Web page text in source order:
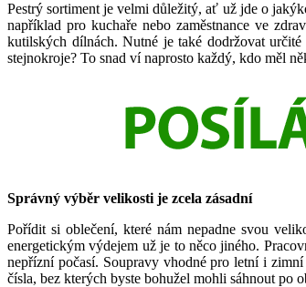
Pestrý sortiment je velmi důležitý, ať už jde o
například pro kuchaře nebo zaměstnance ve
kutilských dílnách. Nutné je také dodržovat
stejnokroje? To snad ví naprosto každý, kdo měl
Správný výběr velikosti je zcela zásadní
Pořídit si oblečení, které nám nepadne svou
energetickým výdejem už je to něco jiného.
nepřízní počasí. Soupravy vhodné pro letní i
čísla, bez kterých byste bohužel mohli sáhnout po